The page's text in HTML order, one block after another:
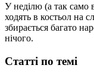
У неділю (а так само
ходять в костьол на
збирається багато
нічого.
Статті по темі